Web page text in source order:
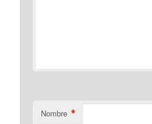
Nombre *